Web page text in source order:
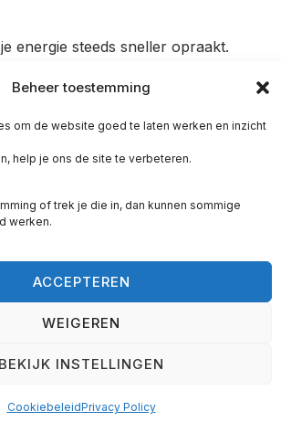
Beheer toestemming
om de website goed te laten werken en inzicht
help je ons de site te verbeteren.
of trek je die in, dan kunnen sommige
werken.
ACCEPTEREN
WEIGEREN
BEKIJK INSTELLINGEN
CookiebeleidPrivacy Policy
energie steeds sneller opraakt.
staan